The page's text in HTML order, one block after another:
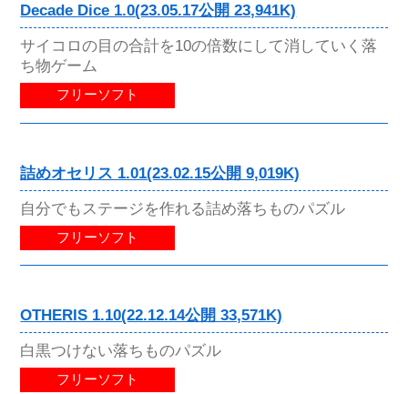
Decade Dice 1.0(23.05.17公開 23,941K)
サイコロの目の合計を10の倍数にして消していく落
ち物ゲーム
フリーソフト
詰めオセリス 1.01(23.02.15公開 9,019K)
自分でもステージを作れる詰め落ちものパズル
フリーソフト
OTHERIS 1.10(22.12.14公開 33,571K)
白黒つけない落ちものパズル
フリーソフト